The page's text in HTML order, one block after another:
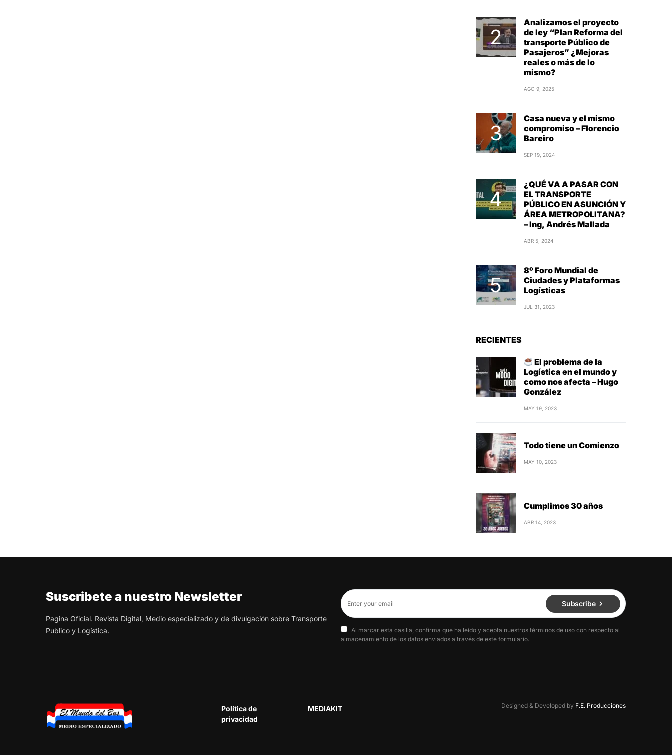
Analizamos el proyecto
de ley “Plan Reforma del
transporte Público de
Pasajeros” ¿Mejoras
reales o más de lo
mismo?
AGO 9, 2025
Casa nueva y el mismo
compromiso – Florencio
Bareiro
SEP 19, 2024
¿QUÉ VA A PASAR CON
EL TRANSPORTE
PÚBLICO EN ASUNCIÓN Y
ÁREA METROPOLITANA?
– Ing, Andrés Mallada
ABR 5, 2024
8º Foro Mundial de
Ciudades y Plataformas
Logísticas
JUL 31, 2023
RECIENTES
El problema de la
Logística en el mundo y
como nos afecta – Hugo
González
MAY 19, 2023
Todo tiene un Comienzo
MAY 10, 2023
Cumplimos 30 años
ABR 14, 2023
Suscribete a nuestro Newsletter
Pagina Oficial. Revista Digital, Medio especializado y de divulgación sobre Transporte
Publico y Logística.
Subscribe
Al marcar esta casilla, confirma que ha leído y acepta nuestros términos de uso con respecto al
almacenamiento de los datos enviados a través de este formulario.
Política de
privacidad
MEDIAKIT Designed & Developed by F.E. Producciones